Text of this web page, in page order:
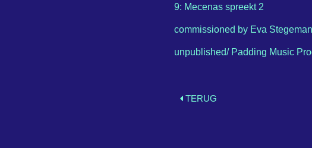
9: Mecenas spreekt 2
commissioned by Eva
unpublished/ Padding Music
TERUG